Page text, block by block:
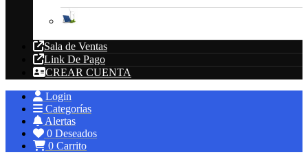
Sala de Ventas
Link De Pago
CREAR CUENTA
Login
Categorías
Alertas
0 Deseados
0 Carrito